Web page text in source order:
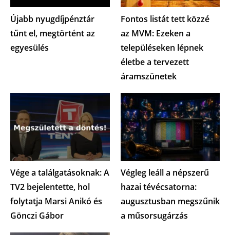
Újabb nyugdíjpénztár
tűnt el, megtörtént az
egyesülés
Fontos listát tett közzé
az MVM: Ezeken a
településeken lépnek
életbe a tervezett
áramszünetek
Vége a találgatásoknak: A
TV2 bejelentette, hol
folytatja Marsi Anikó és
Gönczi Gábor
Végleg leáll a népszerű
hazai tévécsatorna:
augusztusban megszűnik
a műsorsugárzás